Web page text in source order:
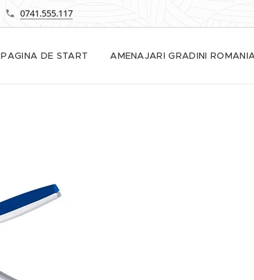
0741.555.117
PAGINA DE START AMENAJARI GRADINI